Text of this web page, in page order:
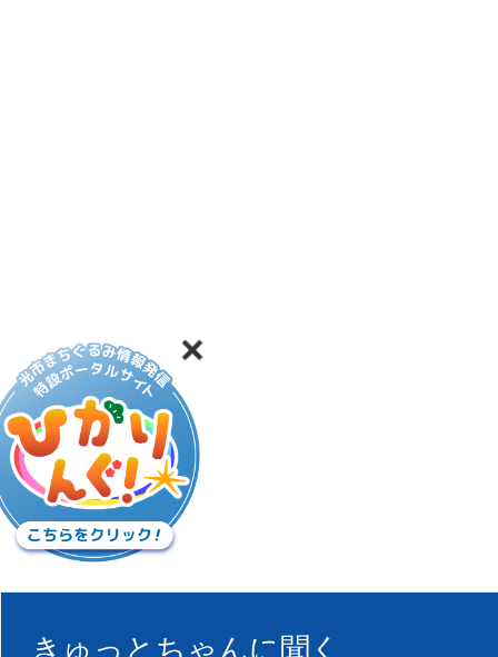
きゅっとちゃんに聞く